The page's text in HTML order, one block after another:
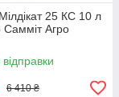
25 КС 10 л
Самміт Агро
6 410 ₴